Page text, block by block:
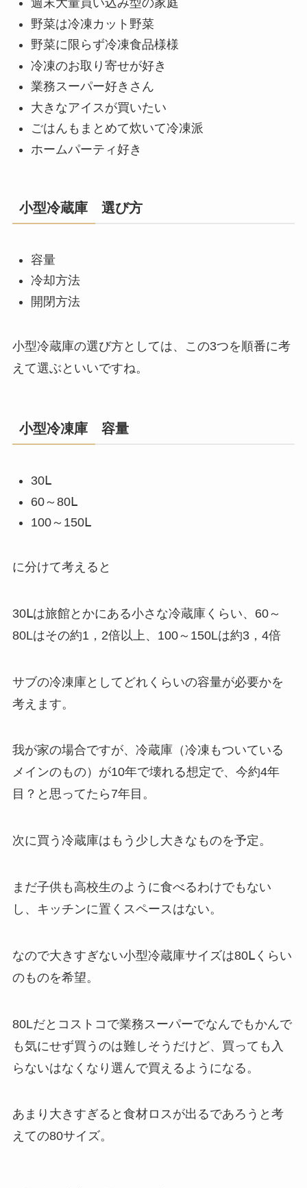
週末大量買い込み型の家庭
野菜は冷凍カット野菜
野菜に限らず冷凍食品様様
冷凍のお取り寄せが好き
業務スーパー好きさん
大きなアイスが買いたい
ごはんもまとめて炊いて冷凍派
ホームパーティ好き
小型冷蔵庫 選び方
容量
冷却方法
開閉方法
小型冷蔵庫の選び方としては、この3つを順番に考
えて選ぶといいですね。
小型冷凍庫 容量
30Ⅼ
60～80Ⅼ
100～150Ⅼ
に分けて考えると
30Ⅼは旅館とかにある小さな冷蔵庫くらい、60～
80Lはその約1，2倍以上、100～150Lは約3，4倍
サブの冷凍庫としてどれくらいの容量が必要かを
考えます。
我が家の場合ですが、冷蔵庫（冷凍もついている
メインのもの）が10年で壊れる想定で、今約4年
目？と思ってたら7年目。
次に買う冷蔵庫はもう少し大きなものを予定。
まだ子供も高校生のように食べるわけでもない
し、キッチンに置くスペースはない。
なので大きすぎない小型冷蔵庫サイズは80Ⅼくらい
のものを希望。
80Lだとコストコで業務スーパーでなんでもかんで
も気にせず買うのは難しそうだけど、買っても入
らないはなくなり選んで買えるようになる。
あまり大きすぎると食材ロスが出るであろうと考
えての80サイズ。